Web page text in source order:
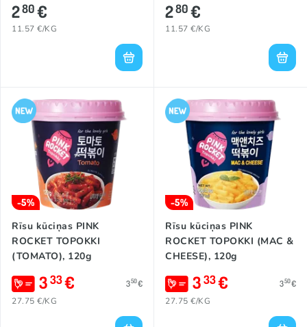
280€
11.57 €/KG
280€
11.57 €/KG
-5%
Rīsu kūciņas PINK
ROCKET TOPOKKI
(TOMATO), 120g
333€ 350€
27.75 €/KG
-5%
Rīsu kūciņas PINK
ROCKET TOPOKKI (MAC &
CHEESE), 120g
333€ 350€
27.75 €/KG